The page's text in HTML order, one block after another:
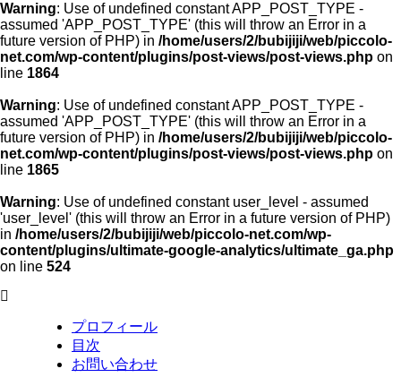
Warning: Use of undefined constant APP_POST_TYPE -
assumed 'APP_POST_TYPE' (this will throw an Error in a
future version of PHP) in /home/users/2/bubijiji/web/piccolo-
net.com/wp-content/plugins/post-views/post-views.php on
line 1864
Warning: Use of undefined constant APP_POST_TYPE -
assumed 'APP_POST_TYPE' (this will throw an Error in a
future version of PHP) in /home/users/2/bubijiji/web/piccolo-
net.com/wp-content/plugins/post-views/post-views.php on
line 1865
Warning: Use of undefined constant user_level - assumed
'user_level' (this will throw an Error in a future version of PHP)
in /home/users/2/bubijiji/web/piccolo-net.com/wp-
content/plugins/ultimate-google-analytics/ultimate_ga.php
on line 524
プロフィール
目次
お問い合わせ